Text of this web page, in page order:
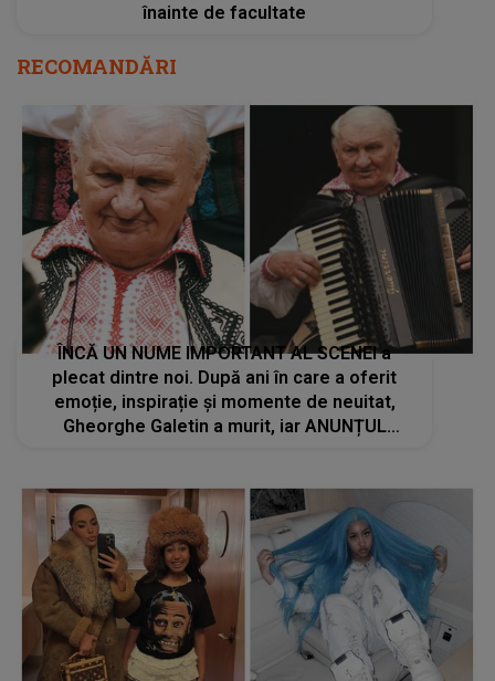
înainte de facultate
RECOMANDĂRI
ÎNCĂ UN NUME IMPORTANT AL SCENEI a
plecat dintre noi. După ani în care a oferit
emoție, inspirație și momente de neuitat,
Gheorghe Galetin a murit, iar ANUNȚUL